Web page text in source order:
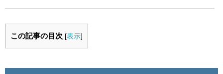
この記事の目次 [表示]